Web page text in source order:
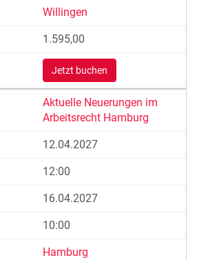
Willingen
1.595,00
Jetzt buchen
Aktuelle Neuerungen im
Arbeitsrecht Hamburg
12.04.2027
12:00
16.04.2027
10:00
Hamburg